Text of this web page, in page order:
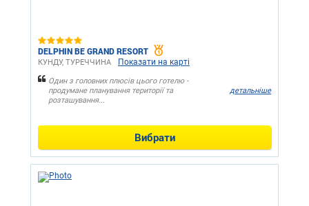
DELPHIN BE GRAND RESORT
КУНДУ, ТУРЕЧЧИНА Показати на карті
Один з головних плюсів цього готелю -
продумане планування території та
розташування...
детальніше
Вибрати